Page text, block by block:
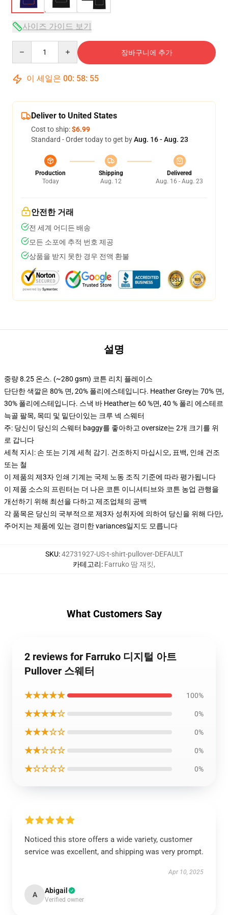
사이즈 가이드 보기
장바구니에 추가
이 세일은 00: 58: 54
Deliver to United States
Cost to ship:$6.99
Standard - Order today to get byAug. 16 - Aug. 23
Production
Today
Shipping
Aug. 12
Delivered
Aug. 16 - Aug. 23
안전한 거래
전 세계 어디든 배송
모든 소포에 추적 번호 제공
상품을 받지 못한 경우 전액 환불
설명
중량 8.25 온스. (~280 gsm) 코튼 리치 플레이스
단단한 색깔은 80% 면, 20% 폴리에스테입니다. Heather Grey는 70% 면,
30% 폴리에스테입니다. 스낵 바 Heather는 60 %면, 40 % 폴리 에스테르
늑골 팔목, 목띠 및 밑단이있는 크루 넥 스웨터
주: 당신이 당신의 스웨터 baggy를 좋아하고 oversize는 2개 크기를 위
로 갑니다
세척 지시: 손 또는 기계 세척 감기. 건조하지 마십시오, 표백, 인쇄 건조
또는 철
이 제품의 제3자 인쇄 기계는 국제 노동 조직 기준에 따라 평가됩니다
이 제품 소스의 프린터는 더 나은 코튼 이니셔티브와 코튼 농업 관행을
개선하기 위해 최선을 다하고 제조업체의 공백
각 품목은 당신의 국부적으로 제3자 성취자에 의하여 당신을 위해 다만,
주어지는 제품에 있는 경미한 variances일지도 모릅니다
SKU:42731927-US-t-shirt-pullover-DEFAULT
카테고리: Farruko 땀 재킷,
What Customers Say
2 reviews for Farruko 디지털 아트
Pullover 스웨터
★★★★★ 100%
★★★★☆ 0%
★★★☆☆ 0%
★★☆☆☆ 0%
★☆☆☆☆ 0%
Noticed this store offers a wide variety, customer
service was excellent, and shipping was very prompt.
Apr 10, 2025
A Abigail
Verified owner